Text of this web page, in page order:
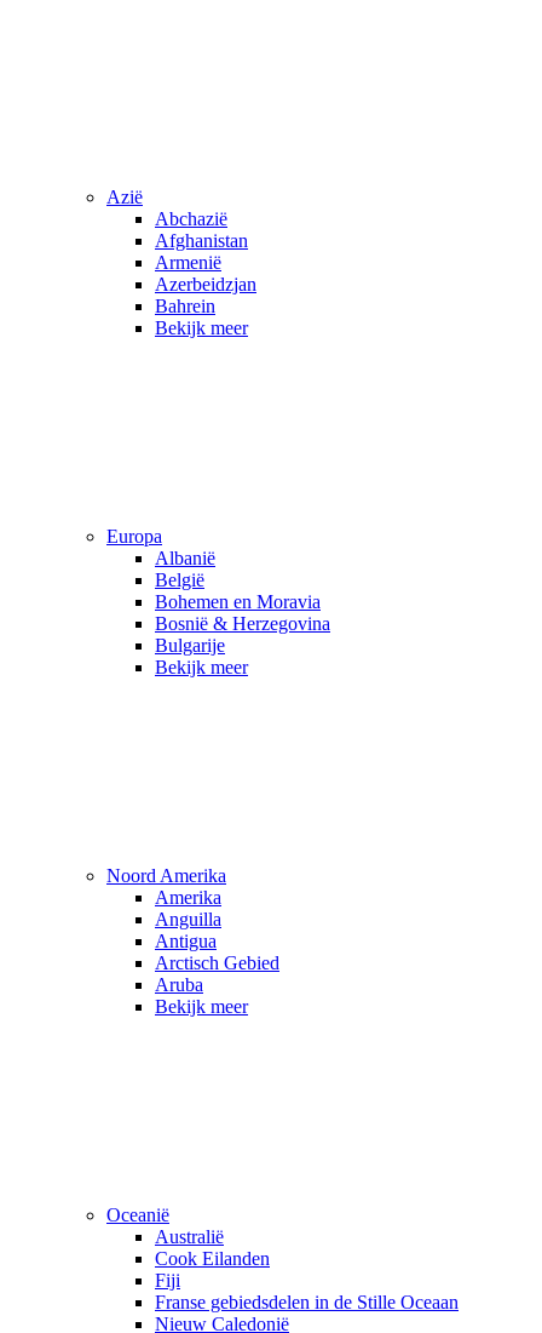
Azië
Abchazië
Afghanistan
Armenië
Azerbeidzjan
Bahrein
Bekijk meer
Europa
Albanië
België
Bohemen en Moravia
Bosnië & Herzegovina
Bulgarije
Bekijk meer
Noord Amerika
Amerika
Anguilla
Antigua
Arctisch Gebied
Aruba
Bekijk meer
Oceanië
Australië
Cook Eilanden
Fiji
Franse gebiedsdelen in de Stille Oceaan
Nieuw Caledonië